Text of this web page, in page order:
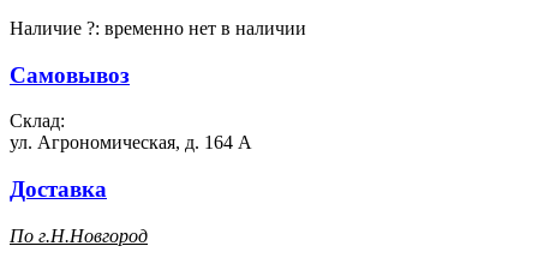
Наличие ?: временно нет в наличии
Самовывоз
Склад:
ул. Агрономическая, д. 164 А
Доставка
По г.Н.Новгород